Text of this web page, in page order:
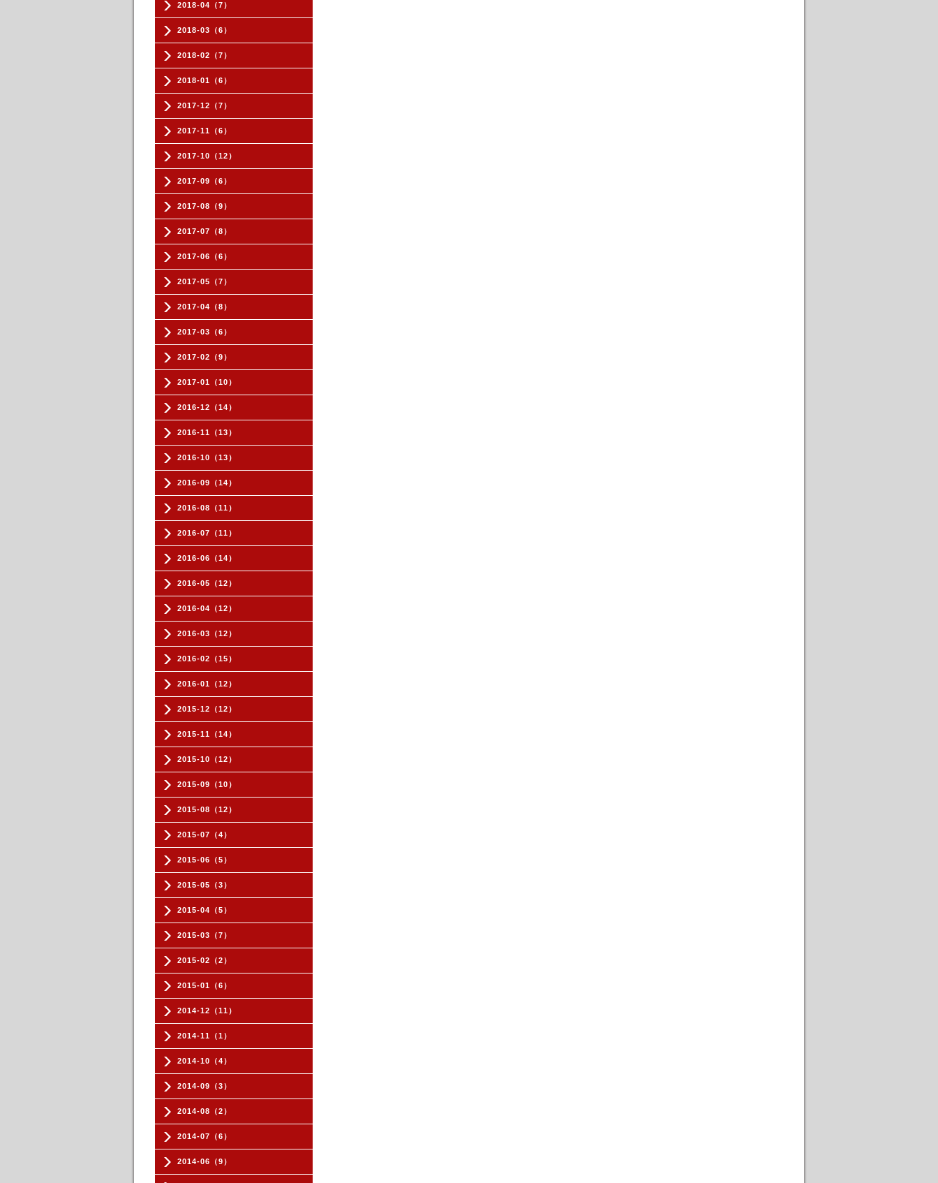
2018-04（7）
2018-03（6）
2018-02（7）
2018-01（6）
2017-12（7）
2017-11（6）
2017-10（12）
2017-09（6）
2017-08（9）
2017-07（8）
2017-06（6）
2017-05（7）
2017-04（8）
2017-03（6）
2017-02（9）
2017-01（10）
2016-12（14）
2016-11（13）
2016-10（13）
2016-09（14）
2016-08（11）
2016-07（11）
2016-06（14）
2016-05（12）
2016-04（12）
2016-03（12）
2016-02（15）
2016-01（12）
2015-12（12）
2015-11（14）
2015-10（12）
2015-09（10）
2015-08（12）
2015-07（4）
2015-06（5）
2015-05（3）
2015-04（5）
2015-03（7）
2015-02（2）
2015-01（6）
2014-12（11）
2014-11（1）
2014-10（4）
2014-09（3）
2014-08（2）
2014-07（6）
2014-06（9）